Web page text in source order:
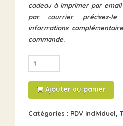
cadeauà imprimer par
par courrier, précisez-
informations
commande.
quantité
de
Atelier
individuel
mesure
Ajouter au panier
Catégories : RDV individuel,